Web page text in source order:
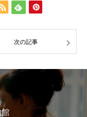
次の記事
館